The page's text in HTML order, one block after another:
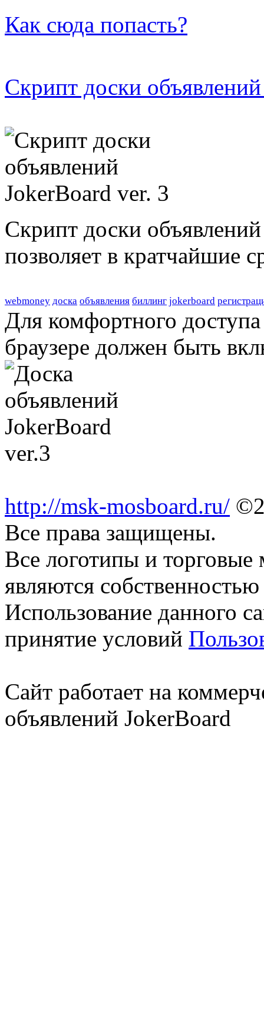
Как сюда попасть?
Скрипт доски
Скрипт доски
позволяет в кратчайшие
webmoney доска объявления биллинг jokerboard
Для комфортного
браузере должен быть
http://msk-mosboard.ru/
Все права защищены.
Все логотипы и торговые
являются
Использование данного
принятие условий
Сайт работает на
объявлений JokerBoard